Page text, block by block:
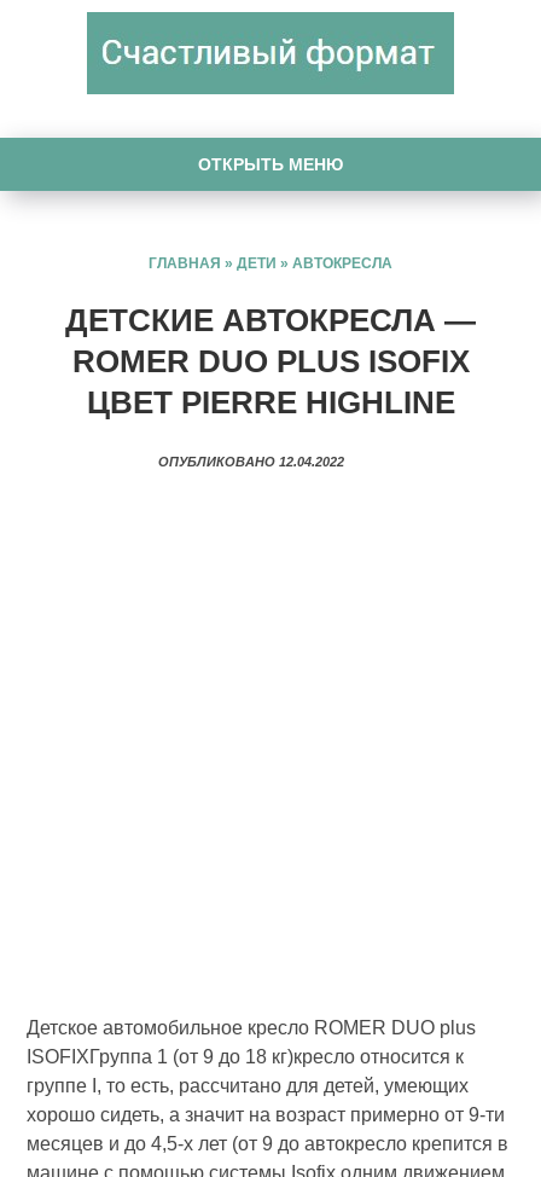
ОТКРЫТЬ МЕНЮ
ГЛАВНАЯ » ДЕТИ » АВТОКРЕСЛА
ДЕТСКИЕ АВТОКРЕСЛА —
ROMER DUO PLUS ISOFIX
ЦВЕТ PIERRE HIGHLINE
ОПУБЛИКОВАНО 12.04.2022
Детское автомобильное кресло ROMER DUO plus
ISOFIXГруппа 1 (от 9 до 18 кг)кресло относится к
группе I, то есть, рассчитано для детей, умеющих
хорошо сидеть, а значит на возраст примерно от 9-ти
месяцев и до 4,5-х лет (от 9 до автокресло крепится в